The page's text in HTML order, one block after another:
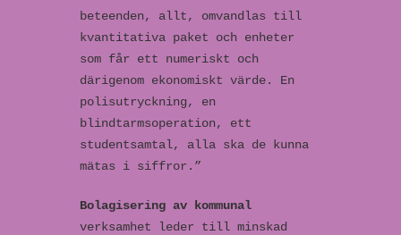
beteenden, allt, omvandlas till
kvantitativa paket och enheter
som får ett numeriskt och
därigenom ekonomiskt värde. En
polisutryckning, en
blindtarmsoperation, ett
studentsamtal, alla ska de kunna
mätas i siffror.”
Bolagisering av kommunal
verksamhet leder till minskad